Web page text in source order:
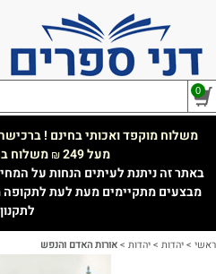
0
משלוח מוקפד ואכותי בחינם ! ברכישה
מעל 249
₪משלוח
באתר זה ניתנת לעיתים הנחות על
מבצעים מתקיימים מעת לעת
ראשי >יהדות >יהדות >אורות האדם והנפש